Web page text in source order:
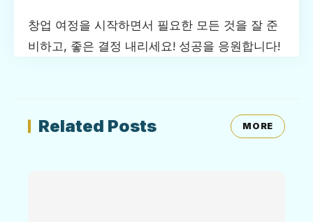
창업 여정을 시작하면서 필요한 모든 것을 잘 준
비하고, 좋은 결정 내리세요! 성공을 응원합니다!
Related Posts MORE